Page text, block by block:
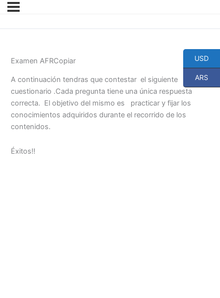
Examen AFRCopiar
A continuación tendras que contestar el siguiente
cuestionario .Cada pregunta tiene una única respuesta
correcta. El objetivo del mismo es practicar y fijar los
conocimientos adquiridos durante el recorrido de los
contenidos.
Éxitos!!
USD
ARS